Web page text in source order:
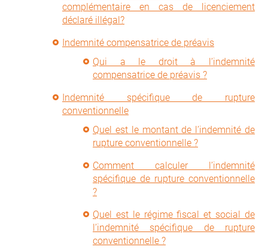
complémentaire en cas de licenciement
déclaré illégal?
Indemnité compensatrice de préavis
Qui a le droit à l’indemnité
compensatrice de préavis ?
Indemnité spécifique de rupture
conventionnelle
Quel est le montant de l’indemnité de
rupture conventionnelle ?
Comment calculer l’indemnité
spécifique de rupture conventionnelle
?
Quel est le régime fiscal et social de
l’indemnité spécifique de rupture
conventionnelle ?